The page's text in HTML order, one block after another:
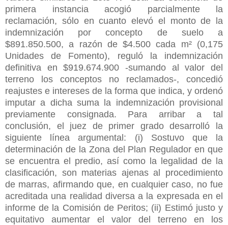
primera instancia acogió parcialmente la
reclamación, sólo en cuanto elevó el monto de la
indemnización por concepto de suelo a
$891.850.500, a razón de $4.500 cada m² (0,175
Unidades de Fomento), reguló la indemnización
definitiva en $919.674.900 -sumando al valor del
terreno los conceptos no reclamados-, concedió
reajustes e intereses de la forma que indica, y ordenó
imputar a dicha suma la indemnización provisional
previamente consignada. Para arribar a tal
conclusión, el juez de primer grado desarrolló la
siguiente línea argumental: (i) Sostuvo que la
determinación de la Zona del Plan Regulador en que
se encuentra el predio, así como la legalidad de la
clasificación, son materias ajenas al procedimiento
de marras, afirmando que, en cualquier caso, no fue
acreditada una realidad diversa a la expresada en el
informe de la Comisión de Peritos; (ii) Estimó justo y
equitativo aumentar el valor del terreno en los